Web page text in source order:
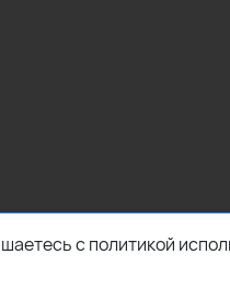
с политикой